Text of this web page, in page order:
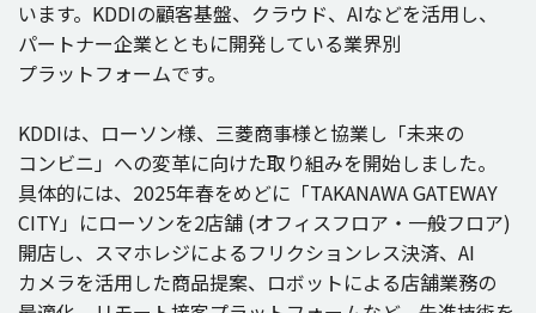
います。KDDIの顧客基盤、 クラウド、AIなどを活用し、
パートナー企業とともに開発している業界別
プラットフォームです。
KDDIは、 ローソン様、 三菱商事様と協業し「未来の
コンビニ」への変革に向けた取り組みを開始しました。
具体的には、2025年春をめどに「TAKANAWA GATEWAY
CITY」にローソンを2店舗 (オフィスフロア・ 一般フロア)
開店し、 スマホレジによるフリクションレス決済、AI
カメラを活用した商品提案、 ロボットによる店舗業務の